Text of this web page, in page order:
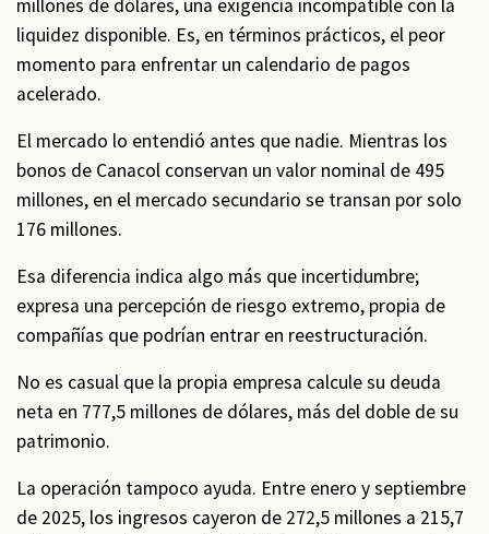
millones de dólares, una exigencia incompatible con la
liquidez disponible. Es, en términos prácticos, el peor
momento para enfrentar un calendario de pagos
acelerado.
El mercado lo entendió antes que nadie. Mientras los
bonos de Canacol conservan un valor nominal de 495
millones, en el mercado secundario se transan por solo
176 millones.
Esa diferencia indica algo más que incertidumbre;
expresa una percepción de riesgo extremo, propia de
compañías que podrían entrar en reestructuración.
No es casual que la propia empresa calcule su deuda
neta en 777,5 millones de dólares, más del doble de su
patrimonio.
La operación tampoco ayuda. Entre enero y septiembre
de 2025, los ingresos cayeron de 272,5 millones a 215,7